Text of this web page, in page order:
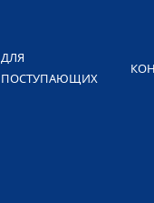
ДЛЯ
ПОСТУПАЮЩИХ